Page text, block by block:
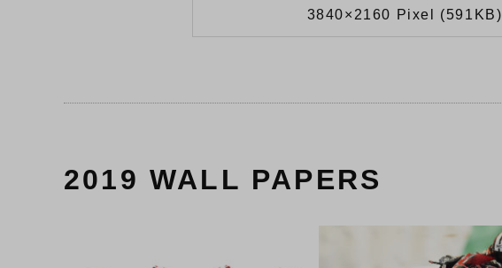
3840×2160 Pixel (591KB)
2019 WALL PAPERS